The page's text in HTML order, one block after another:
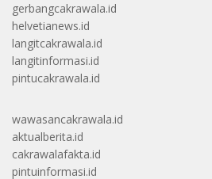
gerbangcakrawala.id
helvetianews.id
langitcakrawala.id
langitinformasi.id
pintucakrawala.id
wawasancakrawala.id
aktualberita.id
cakrawalafakta.id
pintuinformasi.id